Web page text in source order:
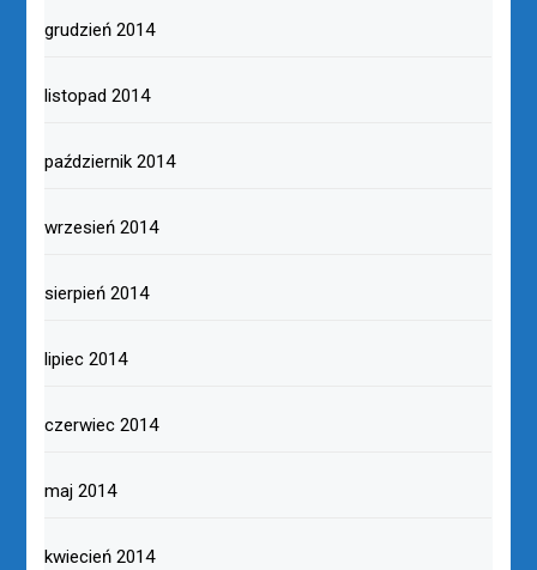
grudzień 2014
listopad 2014
październik 2014
wrzesień 2014
sierpień 2014
lipiec 2014
czerwiec 2014
maj 2014
kwiecień 2014